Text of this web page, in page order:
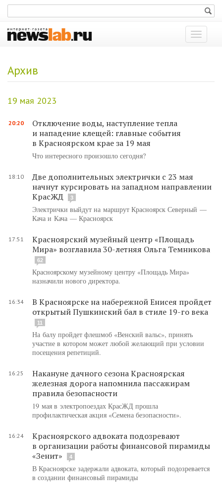
Показать
меню
Архив
19 мая 2023
20:20
Отключение воды, наступление тепла
и нападение клещей: главные события
в Красноярском крае за 19 мая
Что интересного произошло сегодня?
18:10
Две дополнительных электрички с 23 мая
начнут курсировать на западном направлении
КрасЖД
3
Электрички выйдут на маршрут Красноярск Северный —
Кача и Кача — Красноярск
17:51
Красноярский музейный центр «Площадь
Мира» возглавила 30-летняя Ольга Темникова
62
Красноярскому музейному центру «Площадь Мира»
назначили нового директора.
16:34
В Красноярске на набережной Енисея пройдет
открытый Пушкинский бал в стиле 19-го века
11
На балу пройдет флешмоб «Венский вальс», принять
участие в котором может любой желающий при условии
посещения репетиций.
16:25
Накануне дачного сезона Красноярская
железная дорога напомнила пассажирам
правила безопасности
19 мая в электропоездах КрасЖД прошла
профилактическая акция «Семена безопасности».
16:24
Красноярского адвоката подозревают
в организации работы финансовой пирамиды
«Зенит»
4
️В Красноярске задержали адвоката, который подозревается
в создании финансовый пирамиды